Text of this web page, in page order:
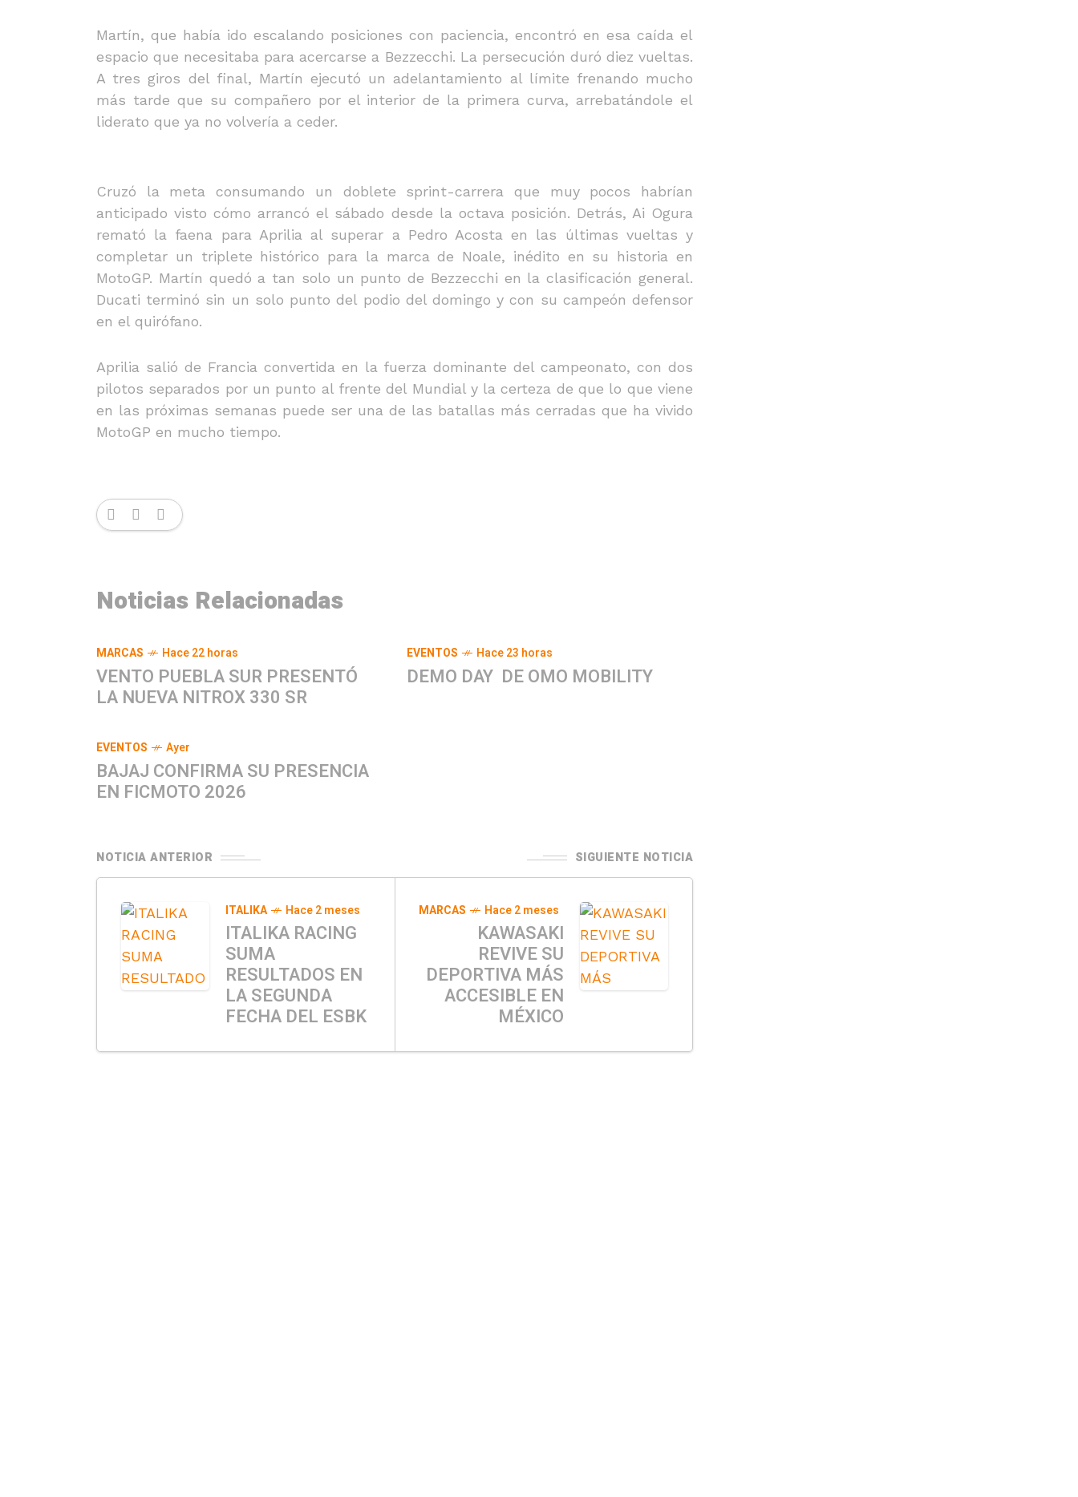
Martín, que había ido escalando posiciones con paciencia, encontró en esa caída el
espacio que necesitaba para acercarse a Bezzecchi. La persecución duró diez vueltas.
A tres giros del final, Martín ejecutó un adelantamiento al límite frenando mucho
más tarde que su compañero por el interior de la primera curva, arrebatándole el
liderato que ya no volvería a ceder.
Cruzó la meta consumando un doblete sprint-carrera que muy pocos habrían
anticipado visto cómo arrancó el sábado desde la octava posición. Detrás, Ai Ogura
remató la faena para Aprilia al superar a Pedro Acosta en las últimas vueltas y
completar un triplete histórico para la marca de Noale, inédito en su historia en
MotoGP. Martín quedó a tan solo un punto de Bezzecchi en la clasificación general.
Ducati terminó sin un solo punto del podio del domingo y con su campeón defensor
en el quirófano.
Aprilia salió de Francia convertida en la fuerza dominante del campeonato, con dos
pilotos separados por un punto al frente del Mundial y la certeza de que lo que viene
en las próximas semanas puede ser una de las batallas más cerradas que ha vivido
MotoGP en mucho tiempo.
Noticias Relacionadas
MARCAS Hace 22 horas
VENTO PUEBLA SUR PRESENTÓ
LA NUEVA NITROX 330 SR
EVENTOS Hace 23 horas
DEMO DAY DE OMO MOBILITY
EVENTOS Ayer
BAJAJ CONFIRMA SU PRESENCIA
EN FICMOTO 2026
NOTICIA ANTERIOR SIGUIENTE NOTICIA
ITALIKA Hace 2 meses
ITALIKA RACING
SUMA
RESULTADOS EN
LA SEGUNDA
FECHA DEL ESBK
MARCAS Hace 2 meses
KAWASAKI
REVIVE SU
DEPORTIVA MÁS
ACCESIBLE EN
MÉXICO